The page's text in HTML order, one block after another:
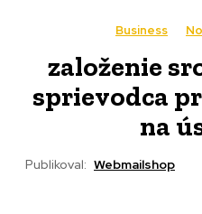
Business
založenie
sprievodca
na
Publikoval: Webmailshop